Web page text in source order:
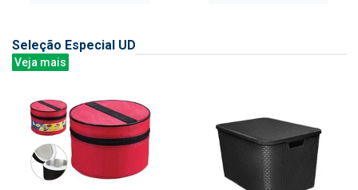
Seleção Especial UD
Veja mais